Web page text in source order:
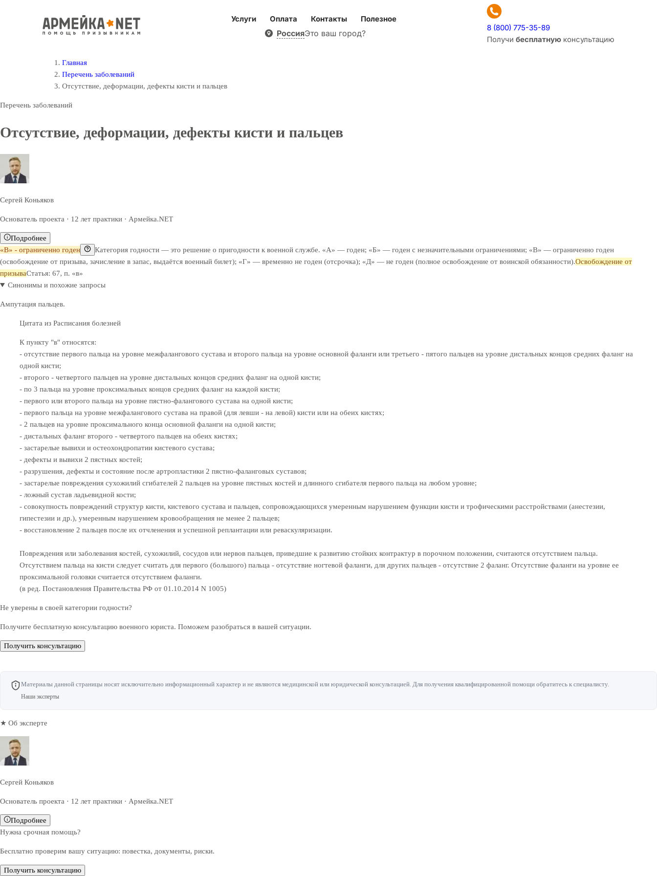
Услуги Оплата Контакты Полезное
РоссияЭто ваш город?
8 (800) 775-35-89
Получи бесплатную консультацию
Главная
Перечень заболеваний
Отсутствие, деформации, дефекты кисти и пальцев
Перечень заболеваний
Отсутствие, деформации, дефекты кисти и пальцев
Сергей Коньяков
Основатель проекта · 12 лет практики · Армейка.NET
Подробнее
«В» - ограниченно годен
Категория годности — это решение о пригодности к военной службе. «А» — годен; «Б» — годен с незначительными ограничениями; «В» — ограниченно годен
(освобождение от призыва, зачисление в запас, выдаётся военный билет); «Г» — временно не годен (отсрочка); «Д» — не годен (полное освобождение от воинской обязанности).Освобождение от
призываСтатья: 67, п. «в»
Синонимы и похожие запросы
Ампутация пальцев.
Цитата из Расписания болезней
К пункту "в" относятся:
- отсутствие первого пальца на уровне межфалангового сустава и второго пальца на уровне основной фаланги или третьего - пятого пальцев на уровне дистальных концов средних фаланг на
одной кисти;
- второго - четвертого пальцев на уровне дистальных концов средних фаланг на одной кисти;
- по 3 пальца на уровне проксимальных концов средних фаланг на каждой кисти;
- первого или второго пальца на уровне пястно-фалангового сустава на одной кисти;
- первого пальца на уровне межфалангового сустава на правой (для левши - на левой) кисти или на обеих кистях;
- 2 пальцев на уровне проксимального конца основной фаланги на одной кисти;
- дистальных фаланг второго - четвертого пальцев на обеих кистях;
- застарелые вывихи и остеохондропатии кистевого сустава;
- дефекты и вывихи 2 пястных костей;
- разрушения, дефекты и состояние после артропластики 2 пястно-фаланговых суставов;
- застарелые повреждения сухожилий сгибателей 2 пальцев на уровне пястных костей и длинного сгибателя первого пальца на любом уровне;
- ложный сустав ладьевидной кости;
- совокупность повреждений структур кисти, кистевого сустава и пальцев, сопровождающихся умеренным нарушением функции кисти и трофическими расстройствами (анестезии,
гипестезии и др.), умеренным нарушением кровообращения не менее 2 пальцев;
- восстановление 2 пальцев после их отчленения и успешной реплантации или реваскуляризации.
Повреждения или заболевания костей, сухожилий, сосудов или нервов пальцев, приведшие к развитию стойких контрактур в порочном положении, считаются отсутствием пальца.
Отсутствием пальца на кисти следует считать для первого (большого) пальца - отсутствие ногтевой фаланги, для других пальцев - отсутствие 2 фаланг. Отсутствие фаланги на уровне ее
проксимальной головки считается отсутствием фаланги.
(в ред. Постановления Правительства РФ от 01.10.2014 N 1005)
Не уверены в своей категории годности?
Получите бесплатную консультацию военного юриста. Поможем разобраться в вашей ситуации.
Получить консультацию
Материалы данной страницы носят исключительно информационный характер и не являются медицинской или юридической консультацией. Для получения квалифицированной помощи обратитесь к специалисту.
Наши эксперты
★ Об эксперте
Сергей Коньяков
Основатель проекта · 12 лет практики · Армейка.NET
Подробнее
Нужна срочная помощь?
Бесплатно проверим вашу ситуацию: повестка, документы, риски.
Получить консультацию